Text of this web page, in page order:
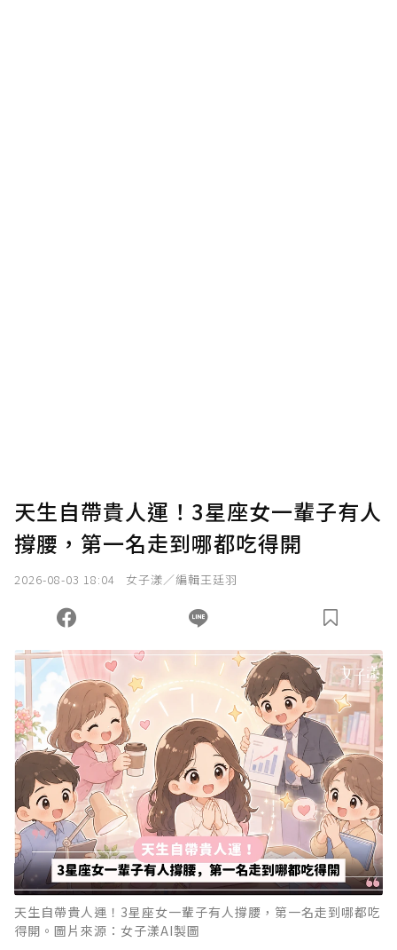
天生自帶貴人運！3星座女一輩子有人
撐腰，第一名走到哪都吃得開
2026-08-03 18:04 女子漾／編輯王廷羽
天生自帶貴人運！3星座女一輩子有人撐腰，第一名走到哪都吃
得開。圖片來源：女子漾AI製圖